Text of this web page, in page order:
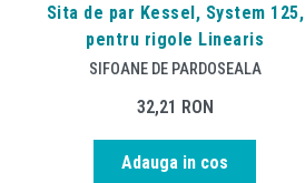
Sita de par Kessel, System 125,
pentru rigole Linearis
SIFOANE DE PARDOSEALA
32,21 RON
Adauga in cos